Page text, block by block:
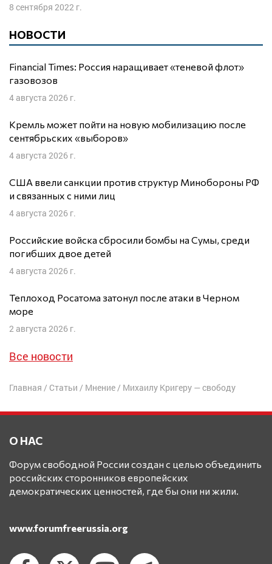
8 сентября 2022 г.
НОВОСТИ
Financial Times: Россия наращивает «теневой флот»
газовозов
4 августа 2026 г.
Кремль может пойти на новую мобилизацию после
сентябрьских «выборов»
4 августа 2026 г.
США ввели санкции против структур Минобороны РФ
и связанных с ними лиц
4 августа 2026 г.
Российские войска сбросили бомбы на Сумы, среди
погибших двое детей
4 августа 2026 г.
Теплоход Росатома затонул после атаки в Черном
море
2 августа 2026 г.
Все новости
Главная / Статьи / Мнение/ Михаилу Кригеру — свободу
О НАС
Форум свободной России создан с целью объединить
российских сторонников европейских
демократических ценностей, где бы они ни жили.
www.forumfreerussia.org